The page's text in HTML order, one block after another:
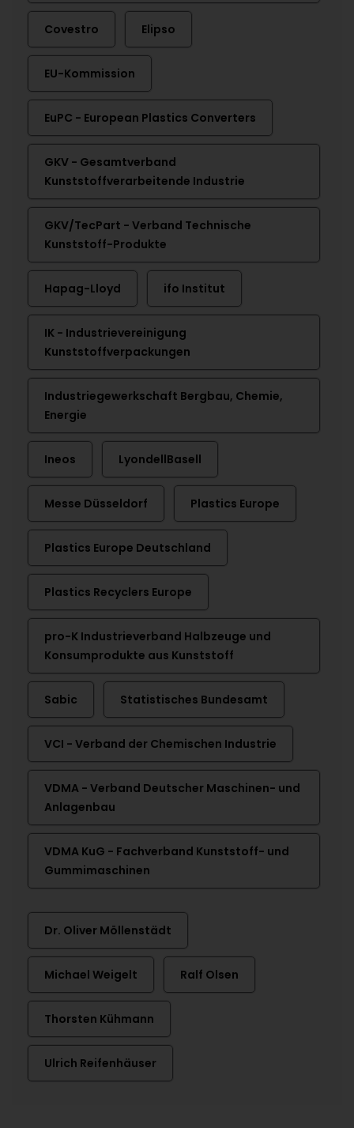
Covestro Elipso
EU-Kommission
EuPC - European Plastics Converters
GKV - Gesamtverband
Kunststoffverarbeitende Industrie
GKV/TecPart - Verband Technische
Kunststoff-Produkte
Hapag-Lloyd ifo Institut
IK - Industrievereinigung
Kunststoffverpackungen
Industriegewerkschaft Bergbau, Chemie,
Energie
Ineos LyondellBasell
Messe Düsseldorf Plastics Europe
Plastics Europe Deutschland
Plastics Recyclers Europe
pro-K Industrieverband Halbzeuge und
Konsumprodukte aus Kunststoff
Sabic Statistisches Bundesamt
VCI - Verband der Chemischen Industrie
VDMA - Verband Deutscher Maschinen- und
Anlagenbau
VDMA KuG - Fachverband Kunststoff- und
Gummimaschinen
Dr. Oliver Möllenstädt
Michael Weigelt Ralf Olsen
Thorsten Kühmann
Ulrich Reifenhäuser